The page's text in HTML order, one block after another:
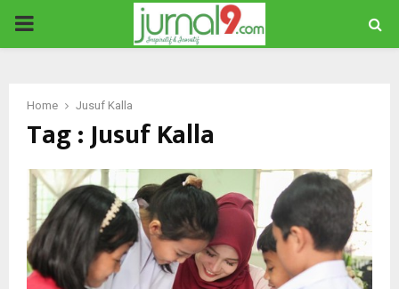
PRIMARY
Home Jusuf Kalla
Tag : Jusuf Kalla